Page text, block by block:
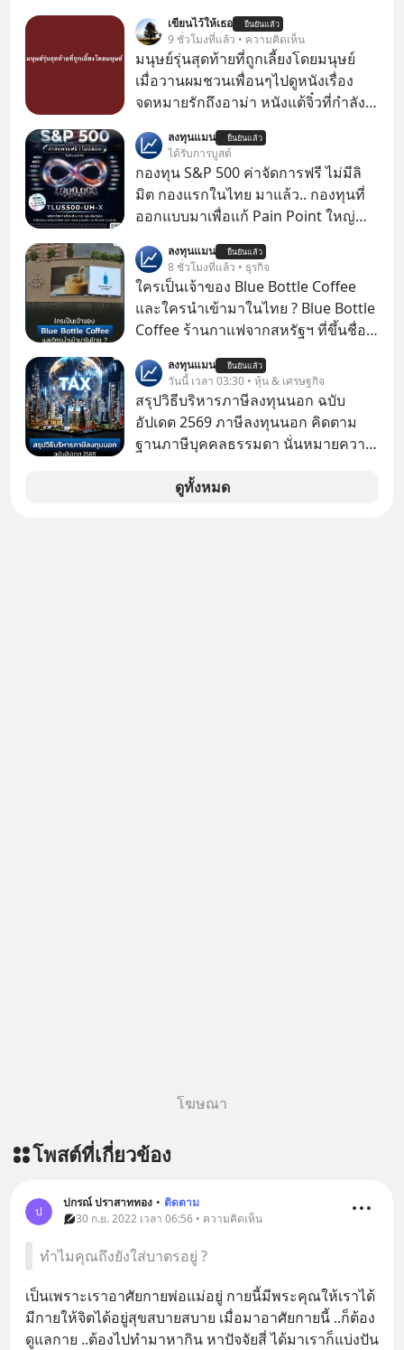
เขียนไว้ให้เธอ ยืนยันแล้ว
9 ชั่วโมงที่แล้ว • ความคิดเห็น
มนุษย์รุ่นสุดท้ายที่ถูกเลี้ยงโดยมนุษย์
เมื่อวานผมชวนเพื่อนๆไปดูหนังเรื่อง
จดหมายรักถึงอาม่า หนังแต้จิ๋วที่กำลัง
ป๊าผมเห็นโปสเตอร์หนังเรื่องนี้หลาย
เดือนก่อนและอยากดูมาก ด้วยเพราะว่า
อากงก็มาจากเมืองจีน ป๊าก็พูดแต้จิ๋วได้
มีเรื่องราวมีความผูกพันที่ได้ยินตั้งแต่
ลงทุนแมน ยืนยันแล้ว
ได้รับการบูสต์
กองทุน S&P 500 ค่าจัดการฟรี ไม่มีลิ
มิต กองแรกในไทย มาแล้ว.. กองทุนที่
ออกแบบมาเพื่อแก้ Pain Point ใหญ่
ลงทุนแมน ยืนยันแล้ว
8 ชั่วโมงที่แล้ว • ธุรกิจ
ใครเป็นเจ้าของ Blue Bottle Coffee
และใครนำเข้ามาในไทย ? Blue Bottle
Coffee ร้านกาแฟจากสหรัฐฯ ที่ขึ้นชื่อ
แรกในประเทศไทย ที่ Central Park
ลงทุนแมน ยืนยันแล้ว
วันนี้ เวลา 03:30 • หุ้น & เศรษฐกิจ
สรุปวิธีบริหารภาษีลงทุนนอก ฉบับ
อัปเดต 2569 ภาษีลงทุนนอก คิดตาม
ฐานภาษีบุคคลธรรมดา นั่นหมายความ
ดูทั้งหมด
โฆษณา
โพสต์ที่เกี่ยวข้อง
ป
ปกรณ์ ปราสาททอง • ติดตาม
30 ก.ย. 2022 เวลา 06:56 • ความคิดเห็น
ทำไมคุณถึงยังใส่บาตรอยู่ ?
เป็นเพราะเราอาศัยกายพ่อแม่อยู่ กายนี้มีพระคุณให้เราได้
มีกายให้จิตได้อยู่สุขสบายสบาย เมื่อมาอาศัยกายนี้ ..ก็ต้อง
ดูแลกาย ..ต้องไปทำมาหากิน หาปัจจัยสี่ ได้มาเราก็แบ่งปัน